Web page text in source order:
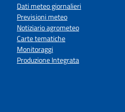
Dati meteo giornalieri
Previsioni meteo
Notiziario agrometeo
Carte tematiche
Monitoraggi
Produzione Integrata